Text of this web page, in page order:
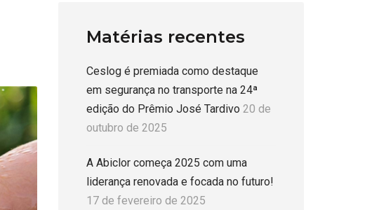
Matérias recentes
Ceslog é premiada como destaque
em segurança no transporte na 24ª
edição do Prêmio José Tardivo 20 de
outubro de 2025
A Abiclor começa 2025 com uma
liderança renovada e focada no futuro!
17 de fevereiro de 2025